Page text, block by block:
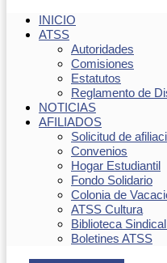
INICIO
ATSS
Autoridades
Comisiones
Estatutos
Reglamento de
NOTICIAS
AFILIADOS
Solicitud de
Convenios
Hogar Estudiantil
Fondo Solidario
Colonia de
ATSS Cultura
Biblioteca
Boletines ATSS